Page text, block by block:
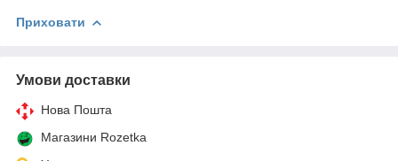
Приховати
Умови доставки
Нова Пошта
Магазини Rozetka